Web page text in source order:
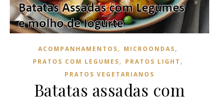
ACOMPANHAMENTOS, MICROONDAS,
PRATOS COM LEGUMES, PRATOS LIGHT ,
PRATOS VEGETARIANOS
Batatas assadas com